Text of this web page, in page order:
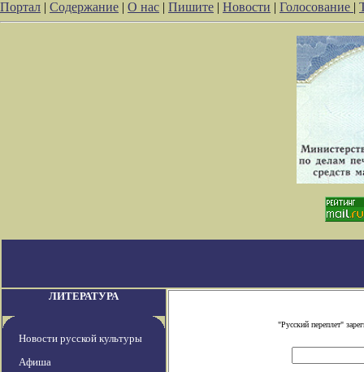
Портал | Содержание | О нас | Пишите | Новости | Голосование |
ЛИТЕРАТУРА
Новости русской культуры
Афиша
"Русский переплет"